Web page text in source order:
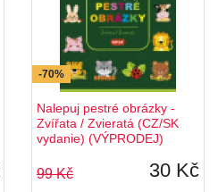
-70%
Nalepuj pestré obrázky -
Zvířata / Zvieratá (CZ/SK
vydanie) (VÝPRODEJ)
99 Kč 30 Kč